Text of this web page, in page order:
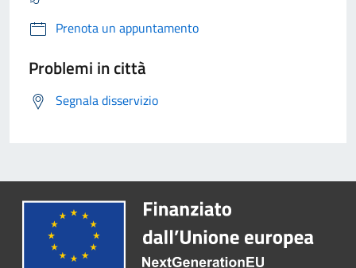
Prenota un appuntamento
Problemi in città
Segnala disservizio